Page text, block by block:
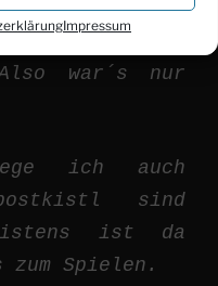
Impressum
bin mal vom
war´s nur
ich auch
sind
ist da
zum Spielen.